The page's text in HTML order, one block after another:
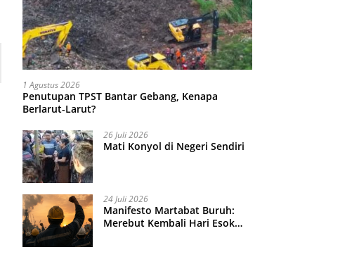
1 Agustus 2026
Penutupan TPST Bantar Gebang, Kenapa
Berlarut-Larut?
26 Juli 2026
Mati Konyol di Negeri Sendiri
24 Juli 2026
Manifesto Martabat Buruh:
Merebut Kembali Hari Esok